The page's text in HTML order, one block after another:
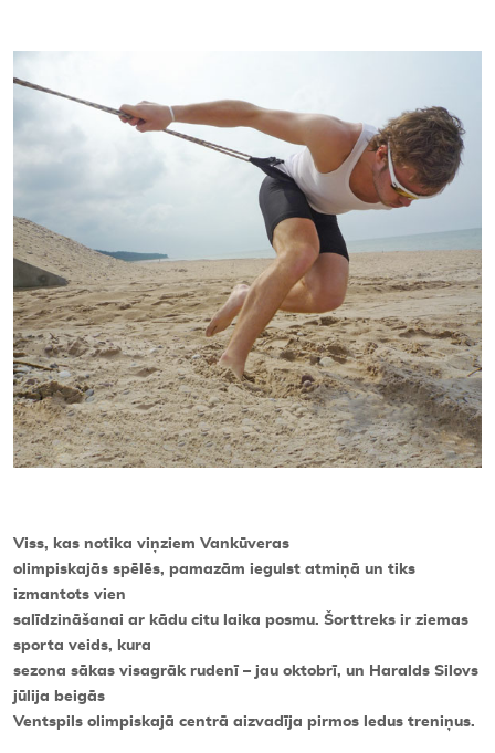
Viss, kas notika viņziem Vankūveras
olimpiskajās spēlēs, pamazām iegulst atmiņā un tiks
izmantots vien
salīdzināšanai ar kādu citu laika posmu. Šorttreks ir ziemas
sporta veids, kura
sezona sākas visagrāk rudenī – jau oktobrī, un Haralds Silovs
jūlija beigās
Ventspils olimpiskajā centrā aizvadīja pirmos ledus treniņus.